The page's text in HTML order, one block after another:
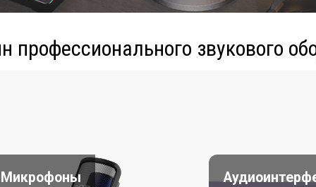
профессионального звукового
Микрофоны